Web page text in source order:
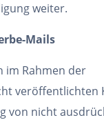
weiter.
Mails
im Rahmen der
veröffentlichten
von nicht